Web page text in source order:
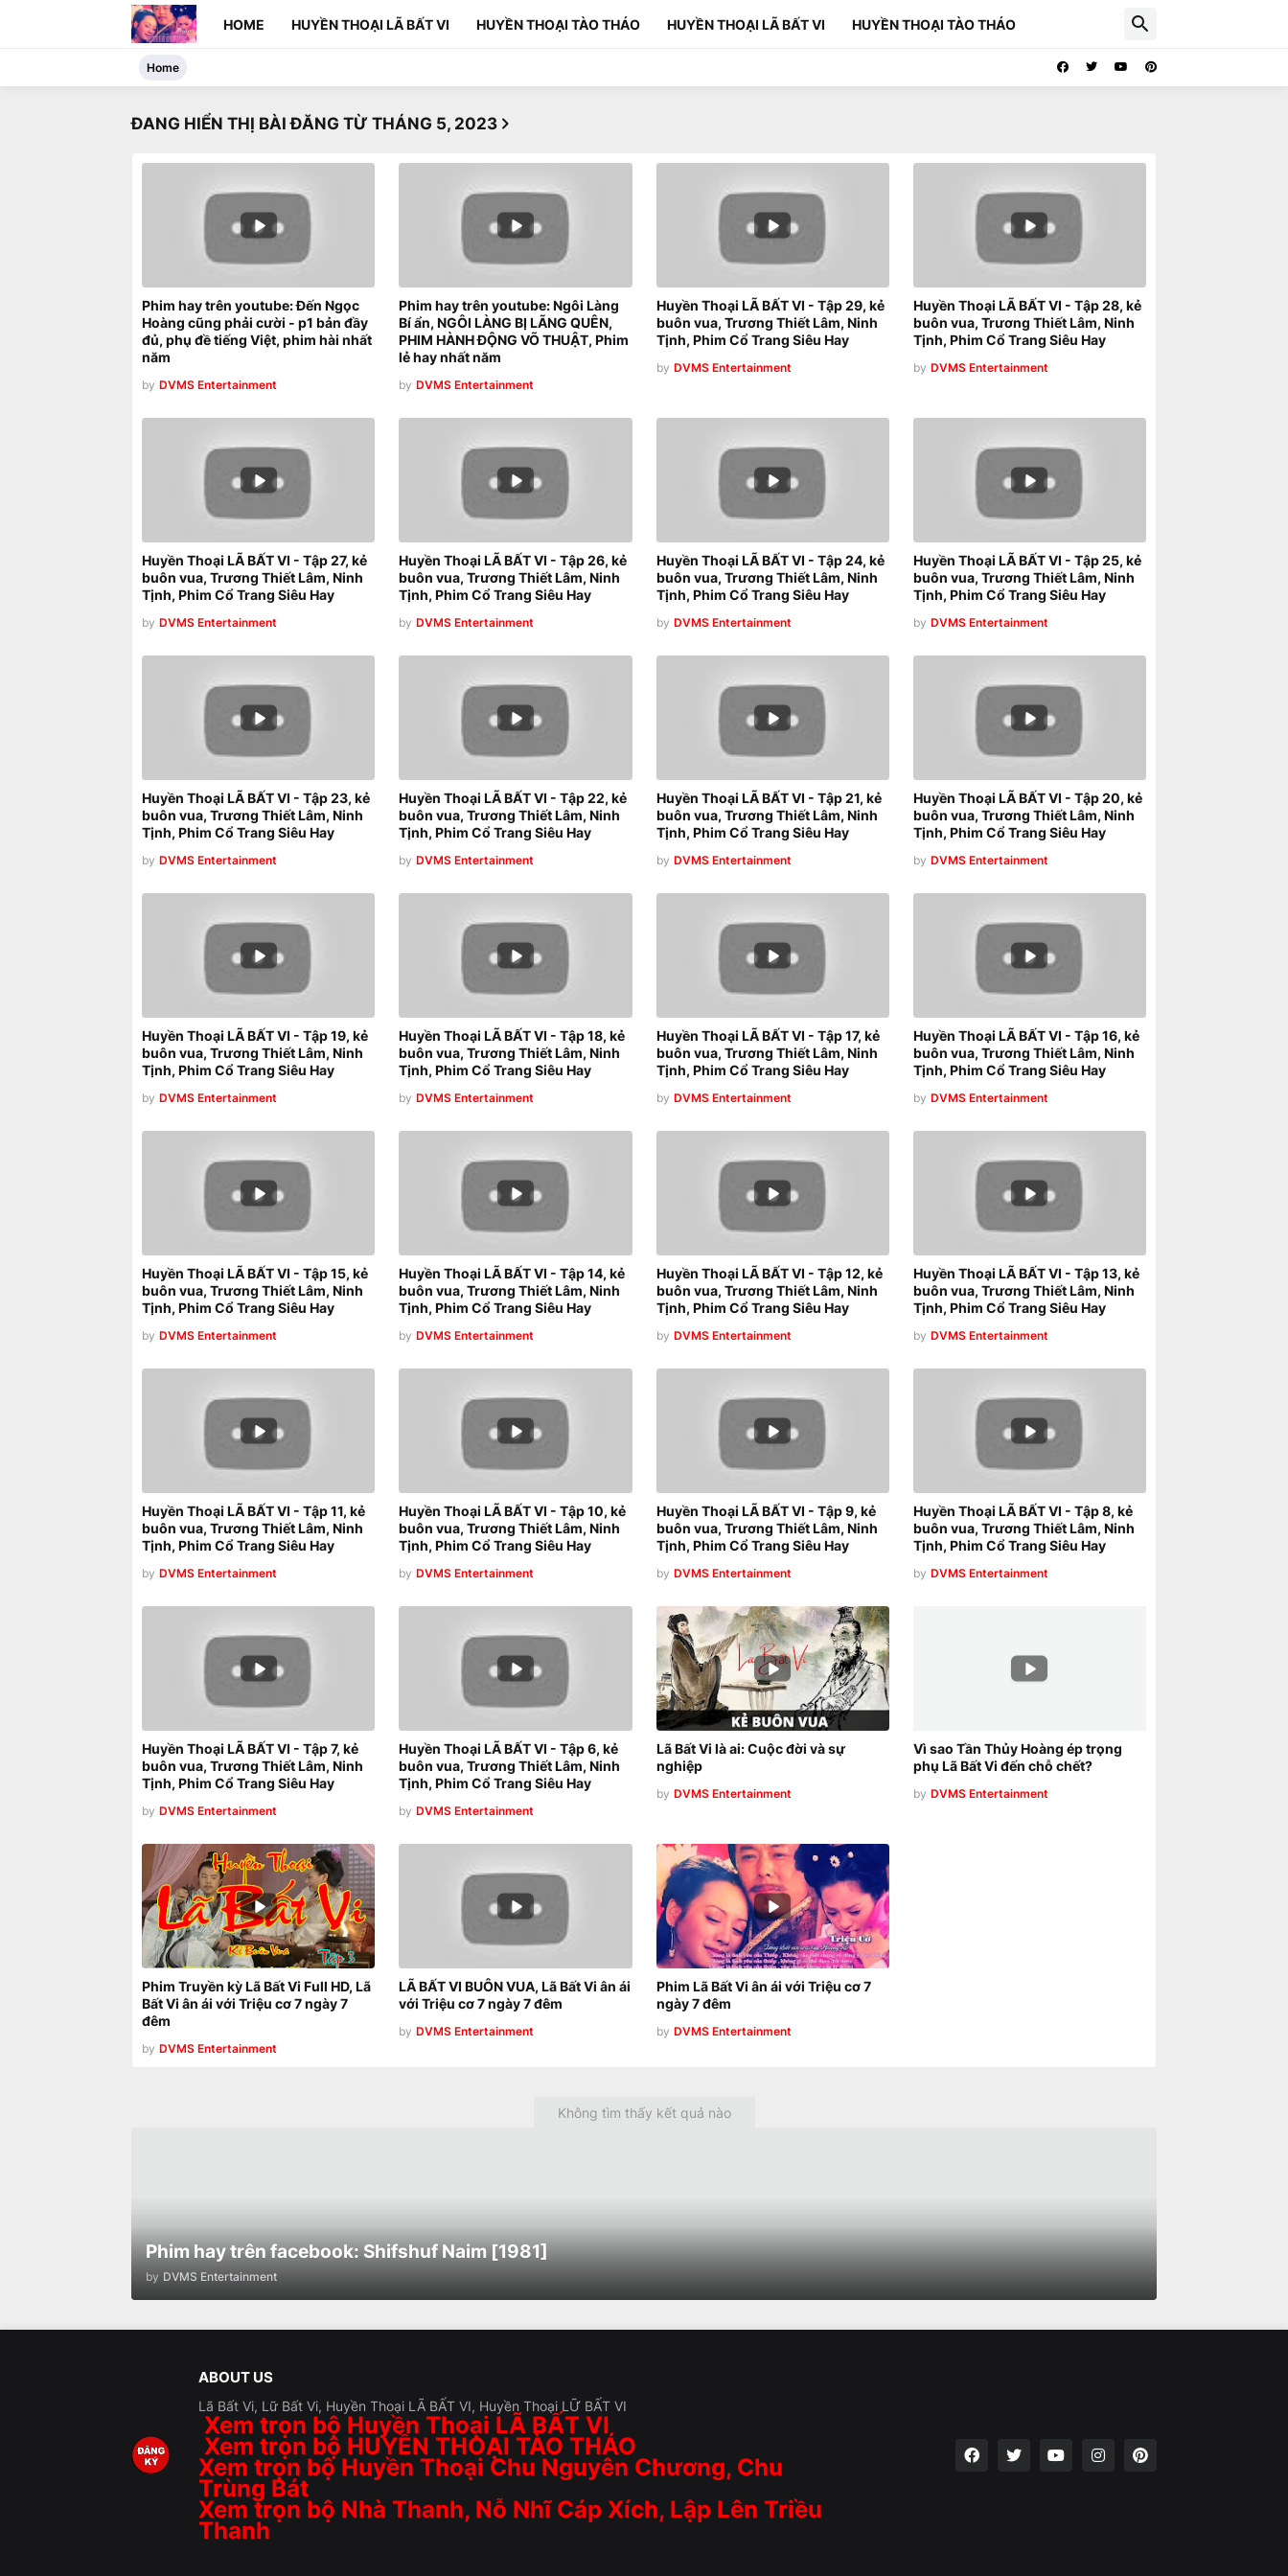
HOME HUYỀN THOẠI LÃ BẤT VI HUYỀN THOẠI TÀO THÁO HUYỀN THOẠI LÃ BẤT VI HUYỀN THOẠI TÀO THÁO
Home
ĐANG HIỂN THỊ BÀI ĐĂNG TỪ THÁNG 5, 2023
Phim hay trên youtube: Đến Ngọc
Hoàng cũng phải cười - p1 bản đầy
đủ, phụ đề tiếng Việt, phim hài nhất
năm
by DVMS Entertainment
Phim hay trên youtube: Ngôi Làng
Bí ẩn, NGÔI LÀNG BỊ LÃNG QUÊN,
PHIM HÀNH ĐỘNG VÕ THUẬT, Phim
lẻ hay nhất năm
by DVMS Entertainment
Huyền Thoại LÃ BẤT VI - Tập 29, kẻ
buôn vua, Trương Thiết Lâm, Ninh
Tịnh, Phim Cổ Trang Siêu Hay
by DVMS Entertainment
Huyền Thoại LÃ BẤT VI - Tập 28, kẻ
buôn vua, Trương Thiết Lâm, Ninh
Tịnh, Phim Cổ Trang Siêu Hay
by DVMS Entertainment
Huyền Thoại LÃ BẤT VI - Tập 27, kẻ
buôn vua, Trương Thiết Lâm, Ninh
Tịnh, Phim Cổ Trang Siêu Hay
by DVMS Entertainment
Huyền Thoại LÃ BẤT VI - Tập 26, kẻ
buôn vua, Trương Thiết Lâm, Ninh
Tịnh, Phim Cổ Trang Siêu Hay
by DVMS Entertainment
Huyền Thoại LÃ BẤT VI - Tập 24, kẻ
buôn vua, Trương Thiết Lâm, Ninh
Tịnh, Phim Cổ Trang Siêu Hay
by DVMS Entertainment
Huyền Thoại LÃ BẤT VI - Tập 25, kẻ
buôn vua, Trương Thiết Lâm, Ninh
Tịnh, Phim Cổ Trang Siêu Hay
by DVMS Entertainment
Huyền Thoại LÃ BẤT VI - Tập 23, kẻ
buôn vua, Trương Thiết Lâm, Ninh
Tịnh, Phim Cổ Trang Siêu Hay
by DVMS Entertainment
Huyền Thoại LÃ BẤT VI - Tập 22, kẻ
buôn vua, Trương Thiết Lâm, Ninh
Tịnh, Phim Cổ Trang Siêu Hay
by DVMS Entertainment
Huyền Thoại LÃ BẤT VI - Tập 21, kẻ
buôn vua, Trương Thiết Lâm, Ninh
Tịnh, Phim Cổ Trang Siêu Hay
by DVMS Entertainment
Huyền Thoại LÃ BẤT VI - Tập 20, kẻ
buôn vua, Trương Thiết Lâm, Ninh
Tịnh, Phim Cổ Trang Siêu Hay
by DVMS Entertainment
Huyền Thoại LÃ BẤT VI - Tập 19, kẻ
buôn vua, Trương Thiết Lâm, Ninh
Tịnh, Phim Cổ Trang Siêu Hay
by DVMS Entertainment
Huyền Thoại LÃ BẤT VI - Tập 18, kẻ
buôn vua, Trương Thiết Lâm, Ninh
Tịnh, Phim Cổ Trang Siêu Hay
by DVMS Entertainment
Huyền Thoại LÃ BẤT VI - Tập 17, kẻ
buôn vua, Trương Thiết Lâm, Ninh
Tịnh, Phim Cổ Trang Siêu Hay
by DVMS Entertainment
Huyền Thoại LÃ BẤT VI - Tập 16, kẻ
buôn vua, Trương Thiết Lâm, Ninh
Tịnh, Phim Cổ Trang Siêu Hay
by DVMS Entertainment
Huyền Thoại LÃ BẤT VI - Tập 15, kẻ
buôn vua, Trương Thiết Lâm, Ninh
Tịnh, Phim Cổ Trang Siêu Hay
by DVMS Entertainment
Huyền Thoại LÃ BẤT VI - Tập 14, kẻ
buôn vua, Trương Thiết Lâm, Ninh
Tịnh, Phim Cổ Trang Siêu Hay
by DVMS Entertainment
Huyền Thoại LÃ BẤT VI - Tập 12, kẻ
buôn vua, Trương Thiết Lâm, Ninh
Tịnh, Phim Cổ Trang Siêu Hay
by DVMS Entertainment
Huyền Thoại LÃ BẤT VI - Tập 13, kẻ
buôn vua, Trương Thiết Lâm, Ninh
Tịnh, Phim Cổ Trang Siêu Hay
by DVMS Entertainment
Huyền Thoại LÃ BẤT VI - Tập 11, kẻ
buôn vua, Trương Thiết Lâm, Ninh
Tịnh, Phim Cổ Trang Siêu Hay
by DVMS Entertainment
Huyền Thoại LÃ BẤT VI - Tập 10, kẻ
buôn vua, Trương Thiết Lâm, Ninh
Tịnh, Phim Cổ Trang Siêu Hay
by DVMS Entertainment
Huyền Thoại LÃ BẤT VI - Tập 9, kẻ
buôn vua, Trương Thiết Lâm, Ninh
Tịnh, Phim Cổ Trang Siêu Hay
by DVMS Entertainment
Huyền Thoại LÃ BẤT VI - Tập 8, kẻ
buôn vua, Trương Thiết Lâm, Ninh
Tịnh, Phim Cổ Trang Siêu Hay
by DVMS Entertainment
Huyền Thoại LÃ BẤT VI - Tập 7, kẻ
buôn vua, Trương Thiết Lâm, Ninh
Tịnh, Phim Cổ Trang Siêu Hay
by DVMS Entertainment
Huyền Thoại LÃ BẤT VI - Tập 6, kẻ
buôn vua, Trương Thiết Lâm, Ninh
Tịnh, Phim Cổ Trang Siêu Hay
by DVMS Entertainment
Lã Bất Vi là ai: Cuộc đời và sự
nghiệp
by DVMS Entertainment
Vì sao Tần Thủy Hoàng ép trọng
phụ Lã Bất Vi đến chỗ chết?
by DVMS Entertainment
Phim Truyền kỳ Lã Bất Vi Full HD, Lã
Bất Vi ân ái với Triệu cơ 7 ngày 7
đêm
by DVMS Entertainment
LÃ BẤT VI BUÔN VUA, Lã Bất Vi ân ái
với Triệu cơ 7 ngày 7 đêm
by DVMS Entertainment
Phim Lã Bất Vi ân ái với Triệu cơ 7
ngày 7 đêm
by DVMS Entertainment
Không tìm thấy kết quả nào
Phim hay trên facebook: Shifshuf Naim [1981]
by DVMS Entertainment
ABOUT US
Lã Bất Vi, Lữ Bất Vi, Huyền Thoại LÃ BẤT VI, Huyền Thoại LỮ BẤT VI
Xem trọn bộ Huyền Thoại LÃ BẤT VI
Xem trọn bộ HUYỀN THOẠI TÀO THÁO
Xem trọn bộ Huyền Thoại Chu Nguyên Chương, Chu
Trùng Bát
Xem trọn bộ Nhà Thanh, Nỗ Nhĩ Cáp Xích, Lập Lên Triều
Thanh